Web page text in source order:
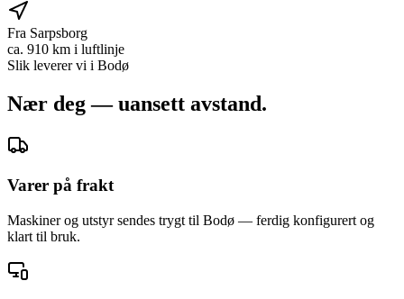
Fra Sarpsborg
ca. 910 km i luftlinje
Slik leverer vi i Bodø
Nær deg — uansett avstand.
Varer på frakt
Maskiner og utstyr sendes trygt til Bodø — ferdig konfigurert og
klart til bruk.